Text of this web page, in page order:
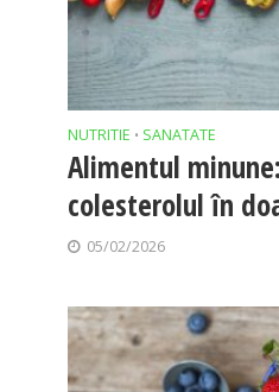
NUTRITIE • SANATATE
Alimentul
colesterolul în
05/02/2026